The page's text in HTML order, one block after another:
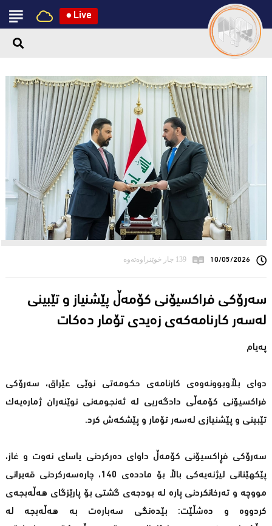
● Live
10/05/2026 139 جار خوێنراوەتەوە
سەرۆكی فراكسیۆنی كۆمەڵ پێشنیاز و تێبینی
لەسەر كارنامەکەى زەیدی تۆمار دەكات
پەیام
دوای بڵاوبوونەوەی كارنامەی حكومەتی نوێی عێراق، سەرۆكی
فراكسیۆنی كۆمەڵی دادگەریی لە ئەنجومەنی نوێنەران ژمارەیەك
تێبینی و پێشنیازی لەسەر تۆمار و پێشكەش كرد.
سەرۆكی فڕاكسیۆنی كۆمەڵ داوای دەركردنی یاسای نەوت و غاز،
پێكهێنانی لیژنەیەكی باڵا بۆ ماددەی 140، چارەسەركردنی قەیرانی
مووچە و تەرخانكردنی پارە لە بودجەی گشتی بۆ پارێزگای هەڵەبجەی
كردووە و دەشڵێت: بێدەنگی سەبارەت بە هەڵەبجە لە